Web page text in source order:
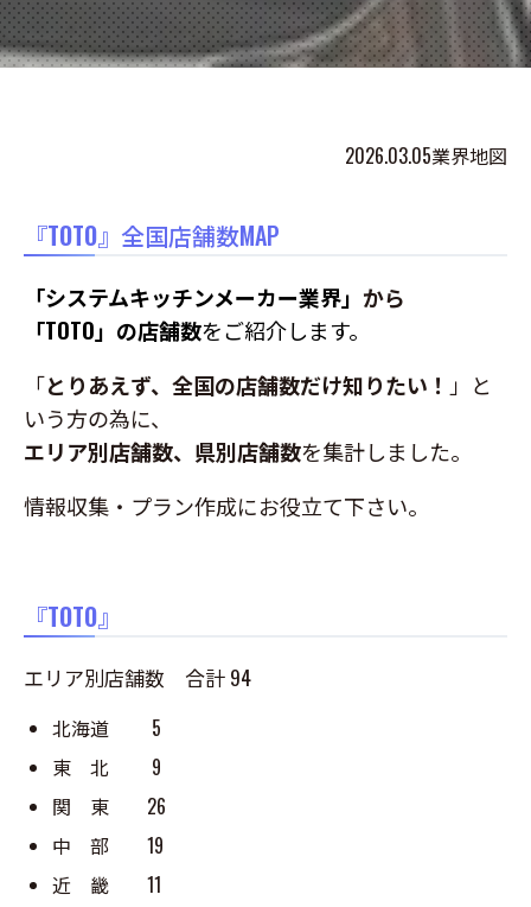
2026.03.05業界地図
『TOTO』全国店舗数MAP
「システムキッチンメーカー業界」 から
「TOTO」の店舗数をご紹介します。
「とりあえず、全国の店舗数だけ知りたい！ 」と
いう方の為に、
エリア別店舗数、県別店舗数を集計しました。
情報収集・プラン作成にお役立て下さい。
『TOTO』
エリア別店舗数 合計 94
北海道 5
東 北 9
関 東 26
中 部 19
近 畿 11